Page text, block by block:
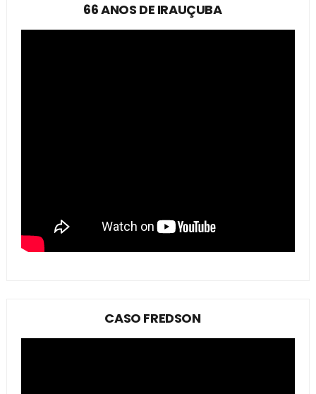
66 ANOS DE IRAUÇUBA
CASO FREDSON